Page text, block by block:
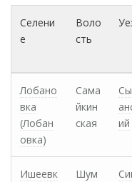
Селени
е
Воло
сть
Лобано
вка
(Лобан
овка)
Сама
йкин
ская
ий
Ишеевк
Шум